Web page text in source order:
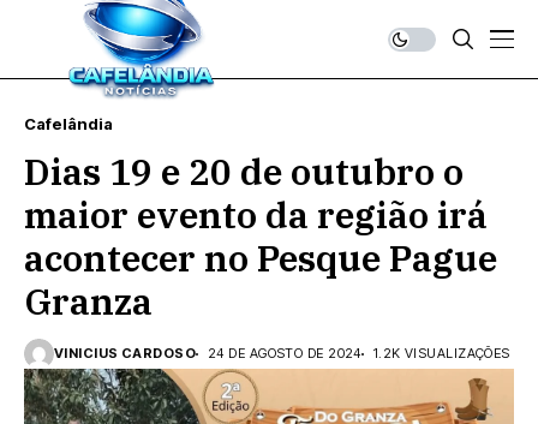
Cafelândia
Dias 19 e 20 de outubro o
maior evento da região irá
acontecer no Pesque Pague
Granza
VINICIUS CARDOSO 24 DE AGOSTO DE 2024 1.2K VISUALIZAÇÕES